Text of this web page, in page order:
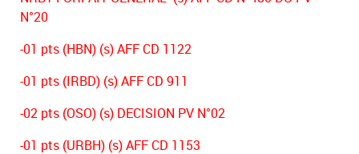
N°20
-01 pts (HBN) (s) AFF CD 1122
-01 pts (IRBD) (s) AFF CD 911
-02 pts (OSO) (s) DECISION PV N°02
-01 pts (URBH) (s) AFF CD 1153